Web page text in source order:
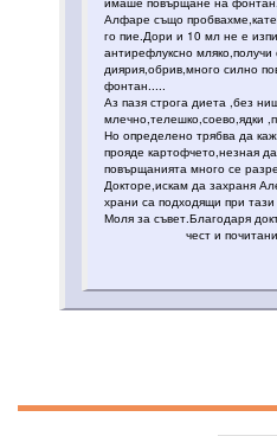
Алфаре също
го пие.Дори и 10 мл не е
антирефлуксно мляко,получи
диярия,обрив,много силно
фонтан.....
Аз пазя строга диета ,без
млечно,телешко,соево,ядки
Но определено трябва да
прояде картофчето,незная
повърщанията много се
Докторе,искам да захраня
храни са подходящи при тази
Моля за съвет.Благодаря
чест и почитания